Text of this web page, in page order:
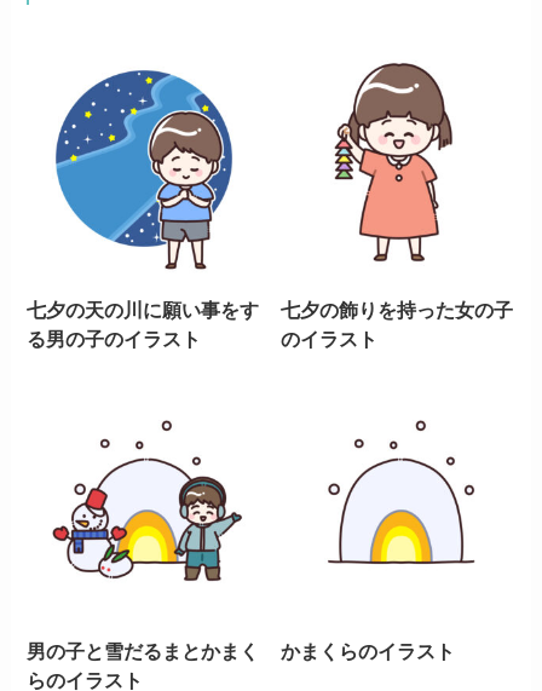
七夕の天の川に願い事をす
る男の子のイラスト
七夕の飾りを持った女の子
のイラスト
男の子と雪だるまとかまく
らのイラスト
かまくらのイラスト